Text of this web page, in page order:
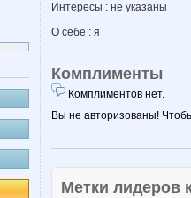
Интересы : не указаны
О себе : я
Комплименты
Комплиментов нет.
Вы не авторизованы!
Метки